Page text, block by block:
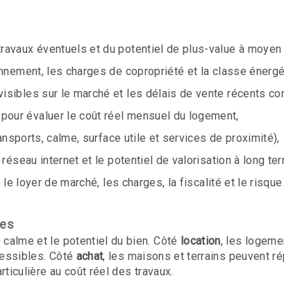
éventuels et du potentiel de plus-value à moyen
les charges de copropriété et la classe
sur le marché et les délais de vente récents
évaluer le coût réel mensuel du logement,
calme, surface utile et services de proximité),
internet et le potentiel de valorisation à long
loyer de marché, les charges, la fiscalité et le risque
et le potentiel du bien. Côté location, les
Côté achat, les maisons et terrains peuvent
au coût réel des travaux.